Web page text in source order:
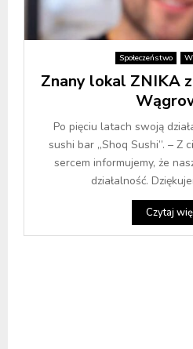
Społeczeństwo
Znany lokal ZNIKA
Po pięciu latach swoją
sushi bar „Shoq Sushi”. – Z
sercem informujemy, że
działalność.
Czytaj